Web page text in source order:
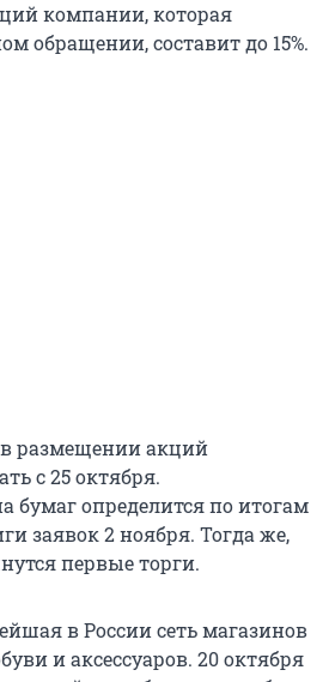
компании, которая
обращении, составит до 15%.
размещении акций
с 25 октября.
бумаг определится по итогам
заявок 2 ноября. Тогда же,
первые торги.
в России сеть магазинов
и аксессуаров. 20 октября